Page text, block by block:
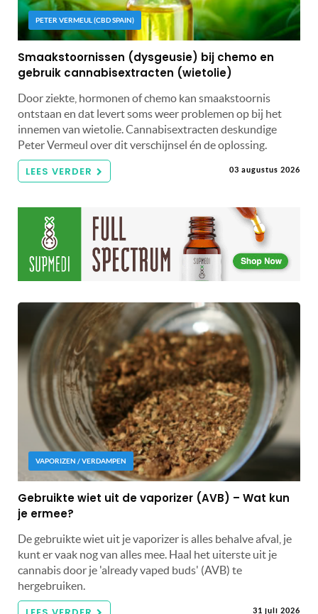
PETER VERMEUL (CBD SPAIN)
Smaakstoornissen (dysgeusie) bij chemo en
gebruik cannabisextracten (wietolie)
Door ziekte, hormonen of chemo kan smaakstoornis
ontstaan en dat levert soms weer problemen op bij het
innemen van wietolie. Cannabisextracten deskundige
Peter Vermeul over dit verschijnsel én de oplossing.
LEES VERDER 03 augustus 2026
VAPORIZEN / VERDAMPEN
Gebruikte wiet uit de vaporizer (AVB) – Wat kun
je ermee?
De gebruikte wiet uit je vaporizer is alles behalve afval, je
kunt er vaak nog van alles mee. Haal het uiterste uit je
cannabis door je 'already vaped buds' (AVB) te
hergebruiken.
31 juli 2026